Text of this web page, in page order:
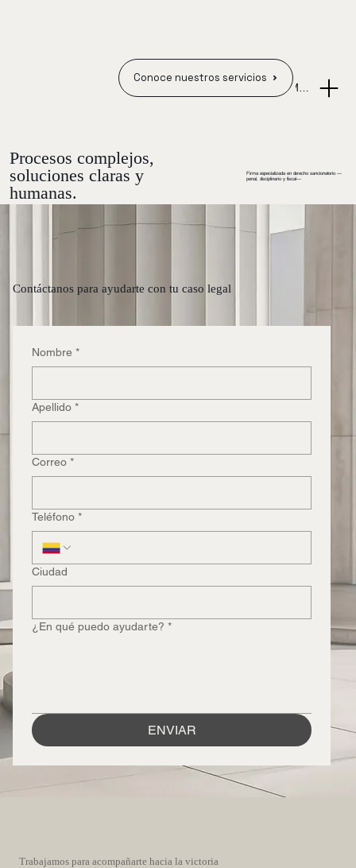
Conoce nuestros servicios
Menu +
Procesos complejos,
soluciones claras y
humanas.
Firma especializada en derecho sancionatorio —
penal, disciplinario y fiscal—
Contáctanos para ayudarte con tu caso legal
Nombre *
Apellido *
Correo *
Teléfono *
Ciudad
¿En qué puedo ayudarte? *
ENVIAR
Trabajamos para acompañarte hacia la victoria